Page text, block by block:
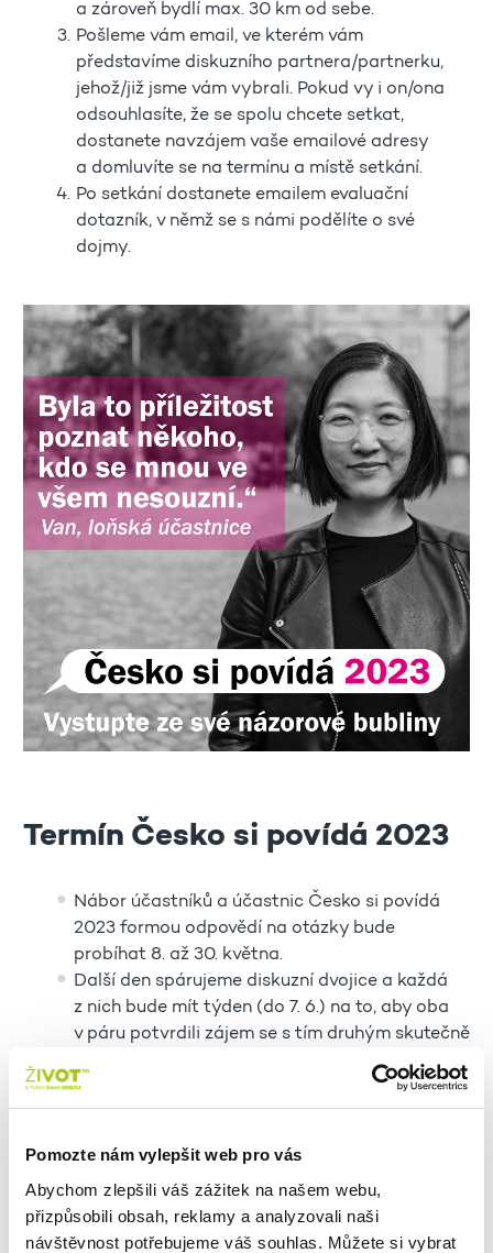
Pomozte nám vylepšit web pro vás
Abychom zlepšili váš zážitek na našem webu,
přizpůsobili obsah, reklamy a analyzovali naši
návštěvnost potřebujeme váš souhlas. Můžete si vybrat
a zároveň bydlí max. 30 km od sebe.
Pošleme vám email, ve kterém vám
představíme diskuzního partnera/partnerku,
jehož/již jsme vám vybrali. Pokud vy i on/ona
odsouhlasíte, že se spolu chcete setkat,
dostanete navzájem vaše emailové adresy
a domluvíte se na termínu a místě setkání.
Po setkání dostanete emailem evaluační
dotazník, v němž se s námi podělíte o své
dojmy.
Termín Česko si povídá 2023
Nábor účastníků a účastnic Česko si povídá
2023 formou odpovědí na otázky bude
probíhat 8. až 30. května.
Další den spárujeme diskuzní dvojice a každá
z nich bude mít týden (do 7. 6.) na to, aby oba
v páru potvrdili zájem se s tím druhým skutečně
Diskuzní dvojice budou mít zbytek června na to,
aby se setkaly a popovídaly si.
a účastnce dostanou online dotazník, kde se
jich vyptáme na dojmy.